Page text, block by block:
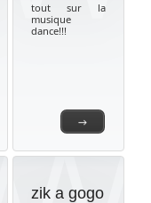
→
tout sur la
musique
dance!!!
zik a gogo